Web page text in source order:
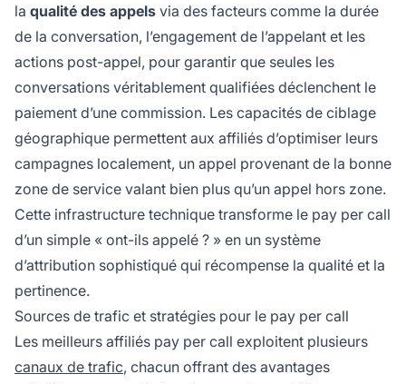
la qualité des appels via des facteurs comme la durée
de la conversation, l’engagement de l’appelant et les
actions post-appel, pour garantir que seules les
conversations véritablement qualifiées déclenchent le
paiement d’une commission. Les capacités de ciblage
géographique permettent aux affiliés d’optimiser leurs
campagnes localement, un appel provenant de la bonne
zone de service valant bien plus qu’un appel hors zone.
Cette infrastructure technique transforme le pay per call
d’un simple « ont-ils appelé ? » en un système
d’attribution sophistiqué qui récompense la qualité et la
pertinence.
Sources de trafic et stratégies pour le pay per call
Les meilleurs affiliés pay per call exploitent plusieurs
canaux de trafic, chacun offrant des avantages